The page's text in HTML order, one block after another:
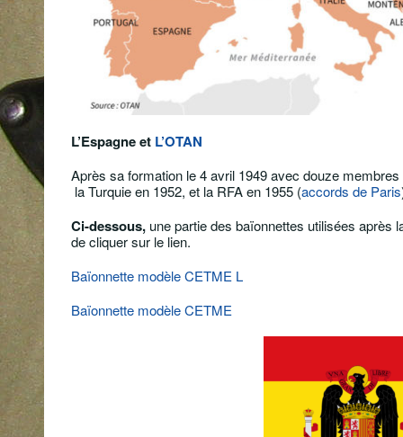
L’Espagne et L’OTAN
Après sa formation le 4 avril 1949 avec douze membres
laTurquieen 1952, et la RFA en 1955 (accords de Paris
Ci-dessous, une partie des baïonnettes utilisées après
de cliquer sur le lien.
Baïonnette modèle CETME L
Baïonnette modèle CETME